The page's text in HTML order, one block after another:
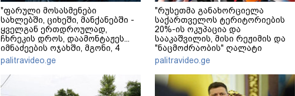
"ფარული მოსასმენები
სახლებში, ციხეში, მანქანებში -
ყველგან ერთდროულად,
ჩხრეკის დროს, დაამონტაჟეს...
იმნაძეების ოჯახში, მგონი, 4
მოსასმენი იყო..." - ეკა კუპატაძე
palitravideo.ge
"რუსეთმა განახორციელა
საქართველოს ტერიტორიების
20%-ის ოკუპაცია და
სააკაშვილის, მისი რეჟიმის და
"ნაცმოძრაობის" ღალატი
ვერანაირად ვერ გადაფარავს
ამ დანაშაულს" - ირაკლი
კობახიძე
palitravideo.ge